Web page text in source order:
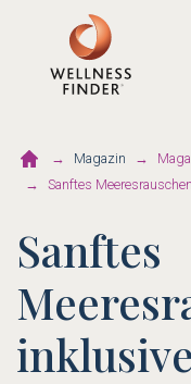
Magazin
Sanftes
Sanftes
inklusive